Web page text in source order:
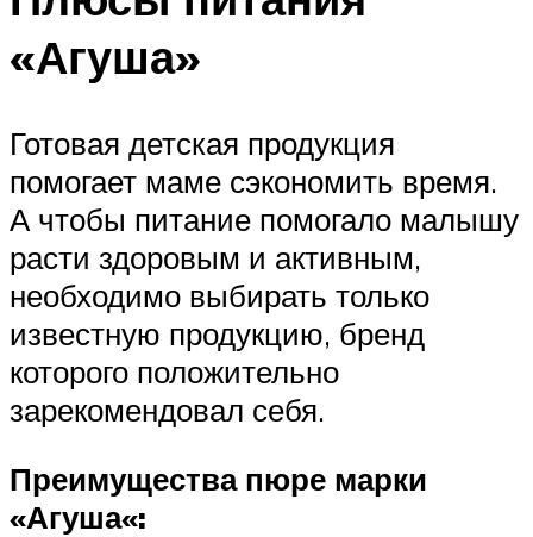
«Агуша»
Готовая детская продукция
помогает маме сэкономить время.
А чтобы питание помогало малышу
расти здоровым и активным,
необходимо выбирать только
известную продукцию, бренд
которого положительно
зарекомендовал себя.
Преимущества пюре марки
«Агуша«: